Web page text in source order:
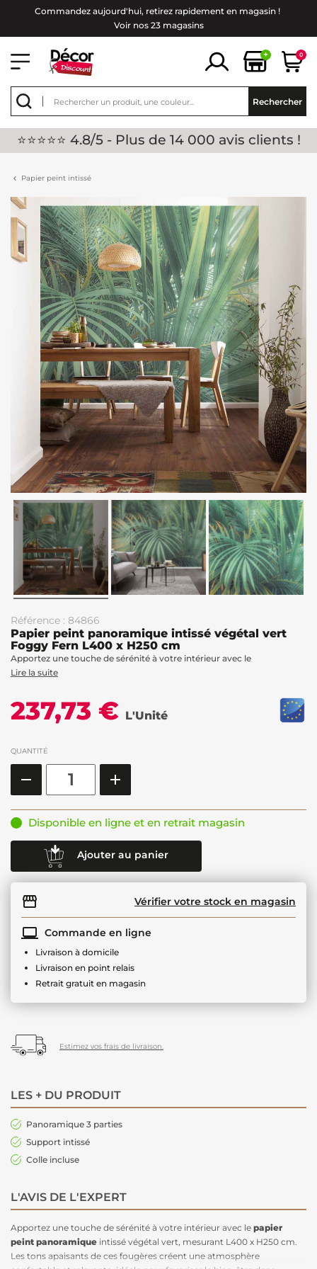
Commandez aujourd'hui, retirez rapidement en magasin !
Voir nos 23 magasins
+ 0
Rechercher
⭐⭐⭐⭐⭐ 4.8/5 - Plus de 14 000 avis clients !
Papier peint intissé
Référence : 84866
Papier peint panoramique intissé végétal vert
Foggy Fern L400 x H250 cm
Apportez une touche de sérénité à votre intérieur avec le
Lire la suite
237,73 € L'Unité
QUANTITÉ
Disponible en ligne et en retrait magasin
Ajouter au panier
Vérifier votre stock en magasin
Commande en ligne
Livraison à domicile
Livraison en point relais
Retrait gratuit en magasin
Estimez vos frais de livraison.
LES + DU PRODUIT
Panoramique 3 parties
Support intissé
Colle incluse
L'AVIS DE L'EXPERT
Apportez une touche de sérénité à votre intérieur avec le papier
peint panoramique intissé végétal vert, mesurant L400 x H250 cm.
Les tons apaisants de ces fougères créent une atmosphère